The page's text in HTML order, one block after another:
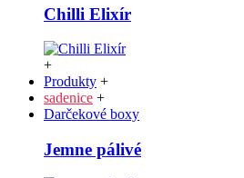
Chilli Elixír
+
Produkty +
sadenice +
Darčekové boxy
Jemne pálivé